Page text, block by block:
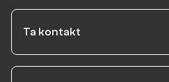
Ta kontakt